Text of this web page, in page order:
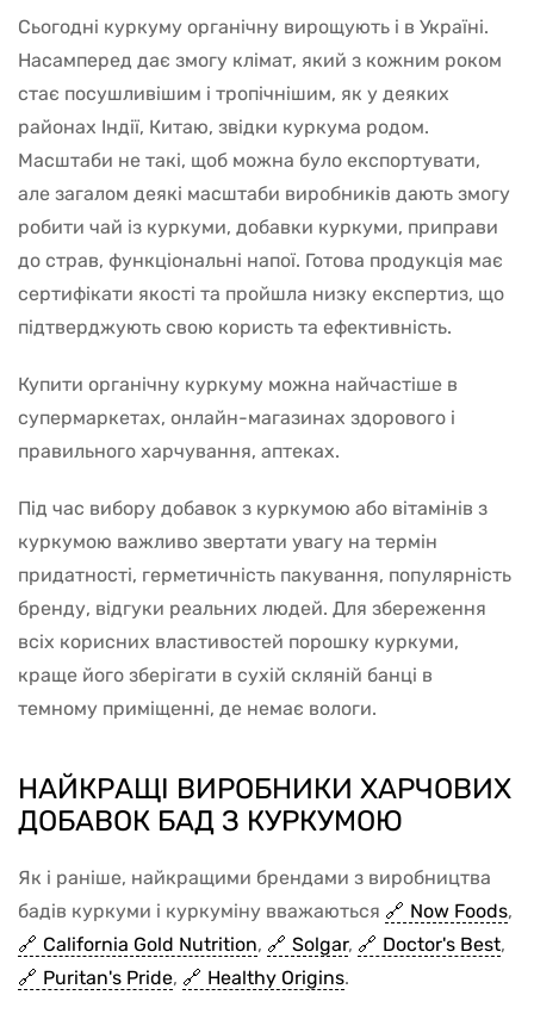
Сьогодні куркуму органічну вирощують і в Україні.
Насамперед дає змогу клімат, який з кожним роком
стає посушливішим і тропічнішим, як у деяких
районах Індії, Китаю, звідки куркума родом.
Масштаби не такі, щоб можна було експортувати,
але загалом деякі масштаби виробників дають змогу
робити чай із куркуми, добавки куркуми, приправи
до страв, функціональні напої. Готова продукція має
сертифікати якості та пройшла низку експертиз, що
підтверджують свою користь та ефективність.
Купити органічну куркуму можна найчастіше в
супермаркетах, онлайн-магазинах здорового і
правильного харчування, аптеках.
Під час вибору добавок з куркумою або вітамінів з
куркумою важливо звертати увагу на термін
придатності, герметичність пакування, популярність
бренду, відгуки реальних людей. Для збереження
всіх корисних властивостей порошку куркуми,
краще його зберігати в сухій скляній банці в
темному приміщенні, де немає вологи.
НАЙКРАЩІ ВИРОБНИКИ ХАРЧОВИХ
ДОБАВОК БАД З КУРКУМОЮ
Як і раніше, найкращими брендами з виробництва
бадів куркуми і куркуміну вважаються
Now Foods,
California Gold Nutrition, Solgar, Doctor's Best,
Puritan's Pride, Healthy Origins.